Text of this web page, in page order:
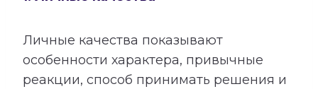
Личные качества показывают
особенности характера, привычные
реакции, способ принимать решения и